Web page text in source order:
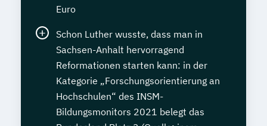
Euro
Schon Luther wusste, dass man in
Sachsen-Anhalt hervorragend
Reformationen starten kann: in der
Kategorie „Forschungsorientierung an
Hochschulen“ des INSM-
Bildungsmonitors 2021 belegt das